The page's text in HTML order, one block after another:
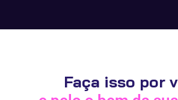
Faça isso por